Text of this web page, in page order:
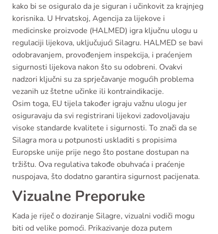
kako bi se osiguralo da je siguran i učinkovit za krajnjeg
korisnika. U Hrvatskoj, Agencija za lijekove i
medicinske proizvode (HALMED) igra ključnu ulogu u
regulaciji lijekova, uključujući Silagru. HALMED se bavi
odobravanjem, provođenjem inspekcija, i praćenjem
sigurnosti lijekova nakon što su odobreni. Ovakvi
nadzori ključni su za sprječavanje mogućih problema
vezanih uz štetne učinke ili kontraindikacije.
Osim toga, EU tijela također igraju važnu ulogu jer
osiguravaju da svi registrirani lijekovi zadovoljavaju
visoke standarde kvalitete i sigurnosti. To znači da se
Silagra mora u potpunosti uskladiti s propisima
Europske unije prije nego što postane dostupan na
tržištu. Ova regulativa takođe obuhvaća i praćenje
nuspojava, što dodatno garantira sigurnost pacijenata.
Vizualne Preporuke
Kada je riječ o doziranje Silagre, vizualni vodiči mogu
biti od velike pomoći. Prikazivanje doza putem